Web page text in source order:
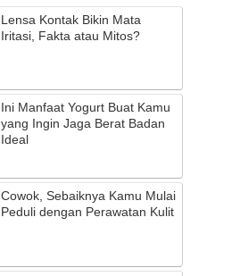
Lensa Kontak Bikin Mata
Iritasi, Fakta atau Mitos?
Ini Manfaat Yogurt Buat Kamu
yang Ingin Jaga Berat Badan
Ideal
Cowok, Sebaiknya Kamu Mulai
Peduli dengan Perawatan Kulit